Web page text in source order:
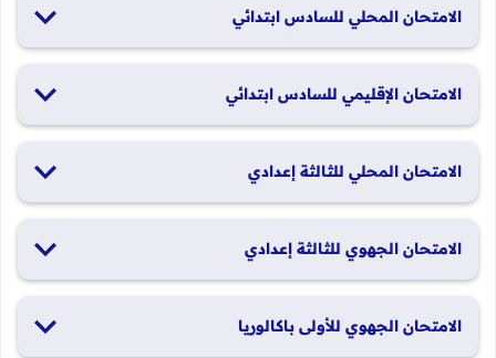
الامتحان المحلي للسادس ابتدائي
الامتحان الإقليمي للسادس ابتدائي
الامتحان المحلي للثالثة إعدادي
الامتحان الجهوي للثالثة إعدادي
الامتحان الجهوي للأولى باكالوريا